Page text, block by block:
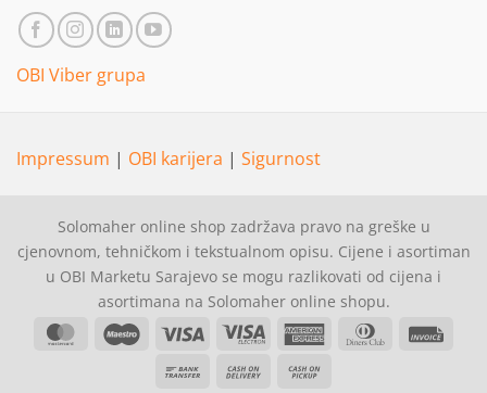
OBI Viber grupa
Impressum | OBI karijera | Sigurnost
Solomaher online shop zadržava pravo na greške u
cjenovnom, tehničkom i tekstualnom opisu. Cijene i asortiman
u OBI Marketu Sarajevo se mogu razlikovati od cijena i
asortimana na Solomaher online shopu.
MasterCardMaestro Visa
Visa
American Dinners
Bank
Cash